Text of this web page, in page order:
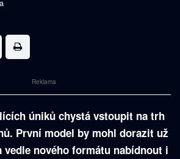
Reklama
úniků chystá vstoupit na trh
První model by mohl dorazit už
vedle nového formátu nabídnout i